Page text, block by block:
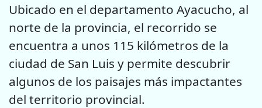
Ubicado en el departamento Ayacucho, al
norte de la provincia, el recorrido se
encuentra a unos 115 kilómetros de la
ciudad de San Luis y permite descubrir
algunos de los paisajes más impactantes
del territorio provincial.